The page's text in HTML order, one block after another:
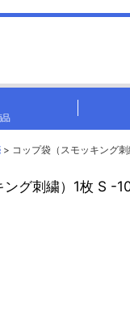
品
> コップ袋（スモッキング
ング刺繍）1枚 S -